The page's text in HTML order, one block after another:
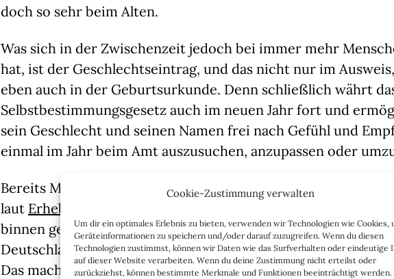
Cookie-Zustimmung verwalten
Um dir ein optimales Erlebnis zu bieten, verwenden wir Technologien wie Cookies,
Geräteinformationen zu speichern und/oder darauf zuzugreifen. Wenn du diesen
Technologien zustimmst, können wir Daten wie das Surfverhalten oder eindeutige
auf dieser Website verarbeiten. Wenn du deine Zustimmung nicht erteilst oder
zurückziehst, können bestimmte Merkmale und Funktionen beeinträchtigt werden.
doch so sehr beim Alten.
Was sich in der Zwischenzeit jedoch bei immer mehr
hat, ist der Geschlechtseintrag, und das nicht nur im
eben auch in der Geburtsurkunde. Denn schließlich währt
Selbstbestimmungsgesetz auch im neuen Jahr fort und
sein Geschlecht und seinen Namen frei nach Gefühl und
einmal im Jahr beim Amt auszusuchen, anzupassen oder
Bereits Mitte Dezember erfolgte dazu eine erste Bilanz:
laut Erhebung der „Bild“-Zeitung
bis zum Stichtag am 10.
binnen gerade einmal 40 Tagen, allein in den 30 größten
Deutschlands 4.361 Personen amtlich ihren
Das macht durchschnittlich fast 110 Geschlechtsänderungen